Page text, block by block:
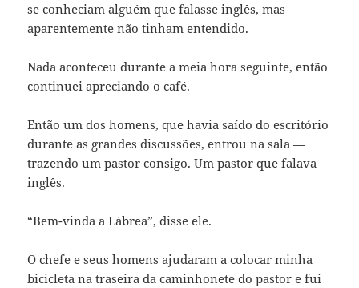
se conheciam alguém que falasse inglês, mas
aparentemente não tinham entendido.
Nada aconteceu durante a meia hora seguinte, então
continuei apreciando o café.
Então um dos homens, que havia saído do escritório
durante as grandes discussões, entrou na sala —
trazendo um pastor consigo. Um pastor que falava
inglês.
“Bem-vinda a Lábrea”, disse ele.
O chefe e seus homens ajudaram a colocar minha
bicicleta na traseira da caminhonete do pastor e fui